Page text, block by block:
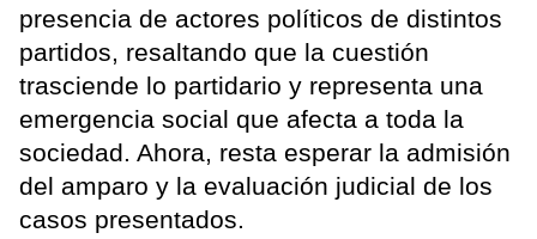
presencia de actores políticos de distintos
partidos, resaltando que la cuestión
trasciende lo partidario y representa una
emergencia social que afecta a toda la
sociedad. Ahora, resta esperar la admisión
del amparo y la evaluación judicial de los
casos presentados.